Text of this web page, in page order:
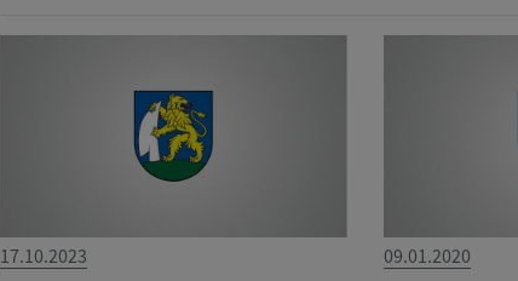
17.10.2023 09.01.2020